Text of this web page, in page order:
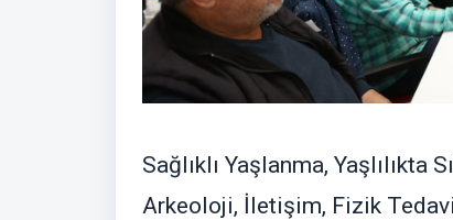
Sağlıklı Yaşlanma, Yaşlılıkta
Arkeoloji, İletişim, Fizik